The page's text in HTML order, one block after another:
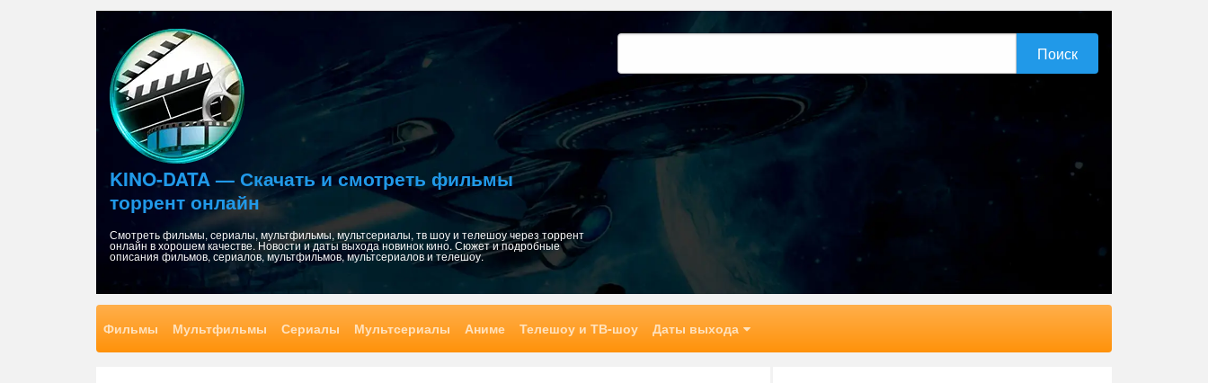
KINO-DATA — Скачать и смотреть фильмы
торрент онлайн
Смотреть фильмы, сериалы, мультфильмы, мультсериалы, тв шоу и телешоу через торрент
онлайн в хорошем качестве. Новости и даты выхода новинок кино. Сюжет и подробные
описания фильмов, сериалов, мультфильмов, мультсериалов и телешоу.
Фильмы Мультфильмы Сериалы Мультсериалы Аниме Телешоу и ТВ-шоу Даты выхода